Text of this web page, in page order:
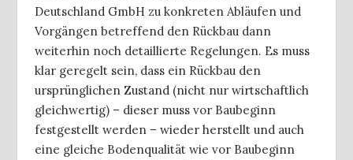
Deutschland GmbH zu konkreten Abläufen und
Vorgängen betreffend den Rückbau dann
weiterhin noch detaillierte Regelungen. Es muss
klar geregelt sein, dass ein Rückbau den
ursprünglichen Zustand (nicht nur wirtschaftlich
gleichwertig) – dieser muss vor Baubeginn
festgestellt werden – wieder herstellt und auch
eine gleiche Bodenqualität wie vor Baubeginn